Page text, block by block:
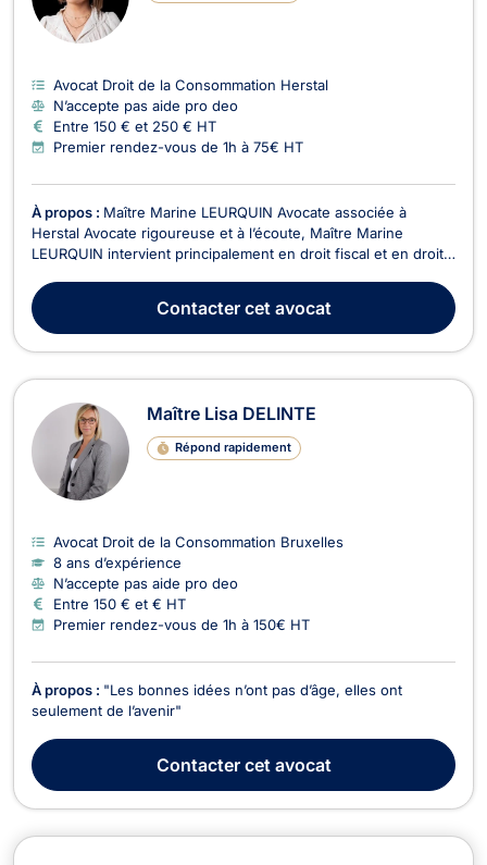
Avocat Droit de la Consommation Herstal
N’accepte pas aide pro deo
Entre 150 € et 250 € HT
Premier rendez-vous de 1h à 75€ HT
À propos : Maître Marine LEURQUIN Avocate associée à
Herstal Avocate rigoureuse et à l’écoute, Maître Marine
LEURQUIN intervient principalement en droit fiscal et en droit
les entreprises dans la gestion et la résolution de leurs
problématiques juridiques. Domaines d’interven...
Contactercet avocat
Maître Lisa DELINTE
Répond rapidement
Avocat Droit de la Consommation Bruxelles
8 ans d’expérience
N’accepte pas aide pro deo
Entre 150 € et € HT
Premier rendez-vous de 1h à 150€ HT
À propos : "Les bonnes idées n’ont pas d’âge, elles ont
seulement de l’avenir"
Contactercet avocat